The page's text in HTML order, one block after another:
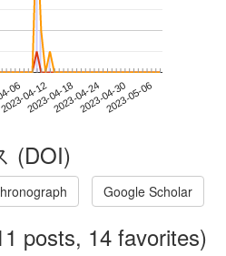
0604-12
2023-04-182023-04-242023-04-302023-05-06
(DOI)
Google Scholar
posts, 14 favorites)